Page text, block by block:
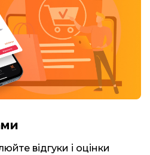
відгуки і оцінки